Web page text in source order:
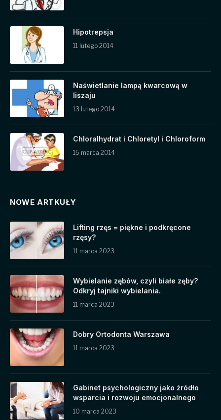
Hipotrepsja
11 lutego 2014
Naświetlanie lampą kwarcową w
liszaju
13 lutego 2014
Chloralhydrat i Chloretyl i Chloroform
15 marca 2014
NOWE ARTKUŁY
Lifting rzęs = piękne i podkręcone
rzęsy?
11 marca 2023
Wybielanie zębów, czyli białe zęby?
Odkryj tajniki wybielania.
11 marca 2023
Dobry Ortodonta Warszawa
11 marca 2023
Gabinet psychologiczny jako źródło
wsparcia i rozwoju emocjonalnego
10 marca 2023